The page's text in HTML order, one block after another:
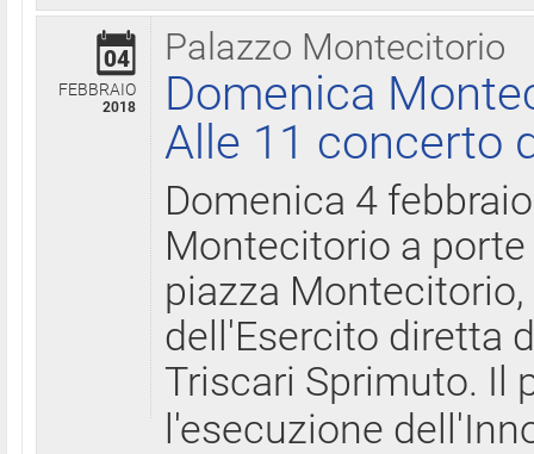
Palazzo Montecitorio
04
FEBBRAIO
2018
Domenica
Alle 11 concerto
Domenica 4
Montecitorio a
piazza
dell'Esercito diretta
Triscari Sprimuto. Il
l'esecuzione